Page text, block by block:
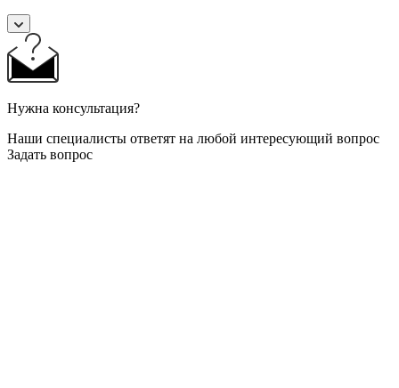
Нужна консультация?
Наши специалисты ответят на любой интересующий вопрос
Задать вопрос